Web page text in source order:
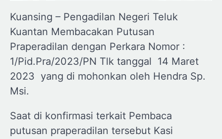
Kuansing – Pengadilan Negeri Teluk
Kuantan Membacakan Putusan
Praperadilan dengan Perkara Nomor :
1/Pid.Pra/2023/PN Tlk tanggal 14 Maret
2023 yang di mohonkan oleh Hendra Sp.
Msi.
Saat di konfirmasi terkait Pembaca
putusan praperadilan tersebut Kasi